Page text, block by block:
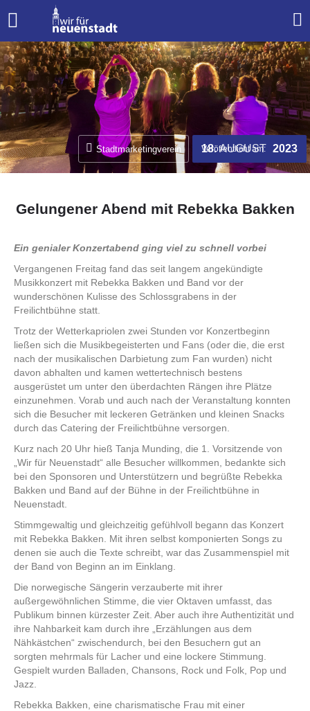
Stadtmarketingverein Veröffentlicht am:
18.AUGUST 2023
Gelungener Abend mit Rebekka Bakken
Ein genialer Konzertabend ging viel zu schnell vorbei
Vergangenen Freitag fand das seit langem angekündigte
Musikkonzert mit Rebekka Bakken und Band vor der
wunderschönen Kulisse des Schlossgrabens in der
Freilichtbühne statt.
Trotz der Wetterkapriolen zwei Stunden vor Konzertbeginn
ließen sich die Musikbegeisterten und Fans (oder die, die erst
nach der musikalischen Darbietung zum Fan wurden) nicht
davon abhalten und kamen wettertechnisch bestens
ausgerüstet um unter den überdachten Rängen ihre Plätze
einzunehmen. Vorab und auch nach der Veranstaltung konnten
sich die Besucher mit leckeren Getränken und kleinen Snacks
durch das Catering der Freilichtbühne versorgen.
Kurz nach 20 Uhr hieß Tanja Munding, die 1. Vorsitzende von
„Wir für Neuenstadt“ alle Besucher willkommen, bedankte sich
bei den Sponsoren und Unterstützern und begrüßte Rebekka
Bakken und Band auf der Bühne in der Freilichtbühne in
Neuenstadt.
Stimmgewaltig und gleichzeitig gefühlvoll begann das Konzert
mit Rebekka Bakken. Mit ihren selbst komponierten Songs zu
denen sie auch die Texte schreibt, war das Zusammenspiel mit
der Band von Beginn an im Einklang.
Die norwegische Sängerin verzauberte mit ihrer
außergewöhnlichen Stimme, die vier Oktaven umfasst, das
Publikum binnen kürzester Zeit. Aber auch ihre Authentizität und
ihre Nahbarkeit kam durch ihre „Erzählungen aus dem
Nähkästchen“ zwischendurch, bei den Besuchern gut an
sorgten mehrmals für Lacher und eine lockere Stimmung.
Gespielt wurden Balladen, Chansons, Rock und Folk, Pop und
Jazz.
Rebekka Bakken, eine charismatische Frau mit einer